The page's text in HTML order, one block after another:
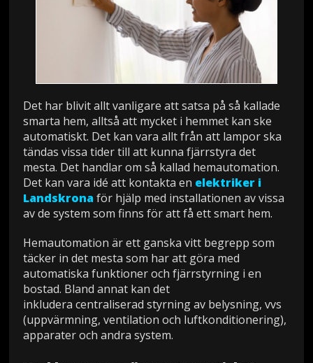
Det har blivit allt vanligare att satsa på så kallade
smarta hem, alltså att mycket i hemmet kan ske
automatiskt. Det kan vara allt från att lampor ska
tändas vissa tider till att kunna fjärrstyra det
mesta. Det handlar om så kallad hemautomation.
Det kan vara idé att kontakta en elektriker i
Landskronaför hjälp med installationen av vissa
av de system som finns för att få ett smart hem.
Hemautomation är ett ganska vitt begrepp som
täcker in det mesta som har att göra med
automatiska funktioner och fjärrstyrning i en
bostad. Bland annat kan det
inkludera centraliserad styrning av belysning, vvs
(uppvärmning, ventilation och luftkonditionering),
apparater och andra system.